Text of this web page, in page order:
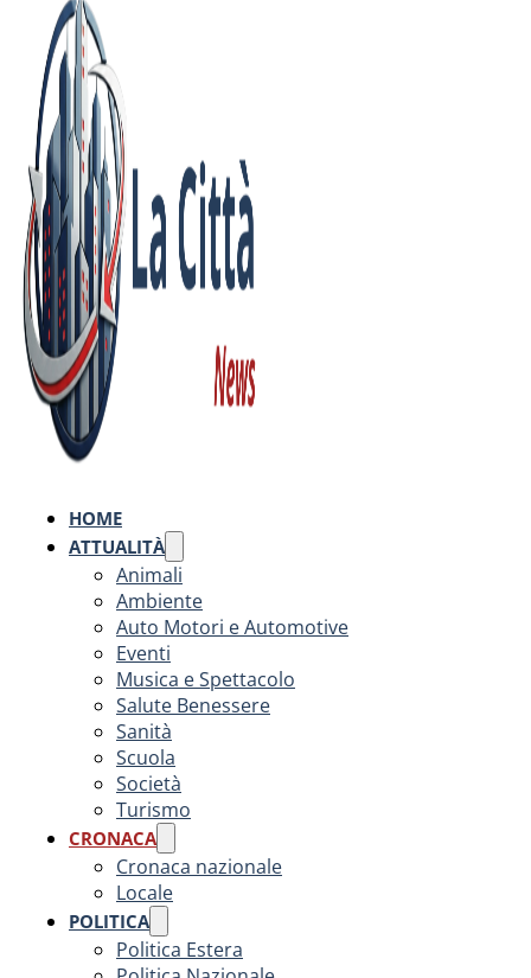
HOME
ATTUALITÀ
Animali
Ambiente
Auto Motori e Automotive
Eventi
Musica e Spettacolo
Salute Benessere
Sanità
Scuola
Società
Turismo
CRONACA
Cronaca nazionale
Locale
POLITICA
Politica Estera